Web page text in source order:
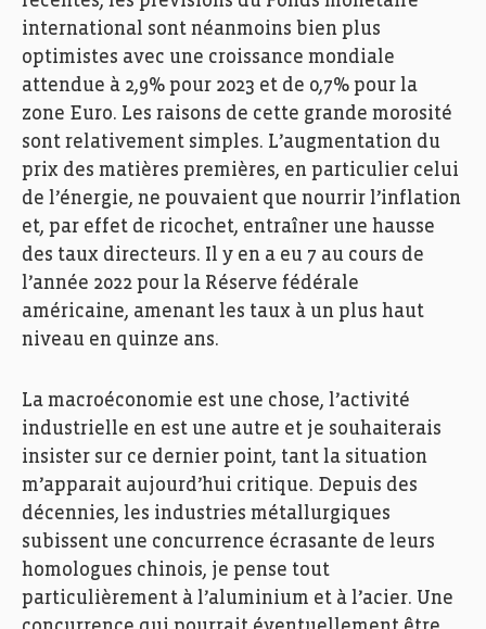
international sont néanmoins bien plus
optimistes avec une croissance mondiale
attendue à 2,9% pour 2023 et de 0,7% pour la
zone Euro. Les raisons de cette grande morosité
sont relativement simples. L’augmentation du
prix des matières premières, en particulier celui
de l’énergie, ne pouvaient que nourrir l’inflation
et, par effet de ricochet, entraîner une hausse
des taux directeurs. Il y en a eu 7 au cours de
l’année 2022 pour la Réserve fédérale
américaine, amenant les taux à un plus haut
niveau en quinze ans.
La macroéconomie est une chose, l’activité
industrielle en est une autre et je souhaiterais
insister sur ce dernier point, tant la situation
m’apparait aujourd’hui critique. Depuis des
décennies, les industries métallurgiques
subissent une concurrence écrasante de leurs
homologues chinois, je pense tout
particulièrement à l’aluminium et à l’acier. Une